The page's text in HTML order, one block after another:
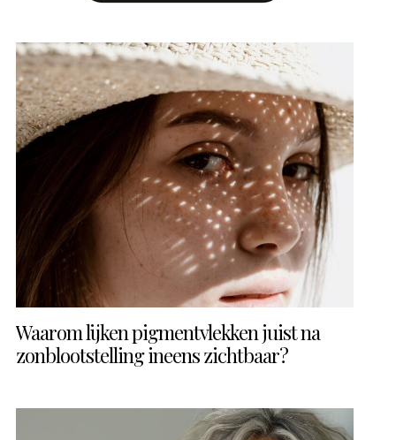
Waarom lijken pigmentvlekken juist na
zonblootstelling ineens zichtbaar?